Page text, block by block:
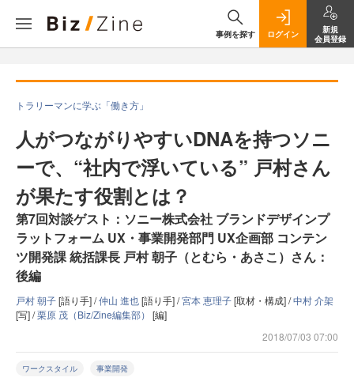
事例を探す ログイン
新規
会員登録
トラリーマンに学ぶ「働き方」
人がつながりやすいDNAを持つソニ
ーで、“社内で浮いている” 戸村さん
が果たす役割とは？
第7回対談ゲスト：ソニー株式会社 ブランドデザインプ
ラットフォーム UX・事業開発部門 UX企画部 コンテン
ツ開発課 統括課長 戸村 朝子（とむら・あさこ）さん：
後編
戸村 朝子[語り手] /仲山 進也[語り手] /宮本 恵理子[取材・構成] /中村 介架
[写] /栗原 茂（Biz/Zine編集部） [編]
2018/07/03 07:00
ワークスタイル 事業開発